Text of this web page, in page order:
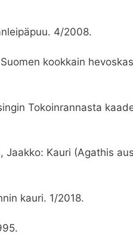
4/2008.
kookkain
Tokoinrannasta
Jaakko: Kauri (Agathis
kauri. 1/2018.